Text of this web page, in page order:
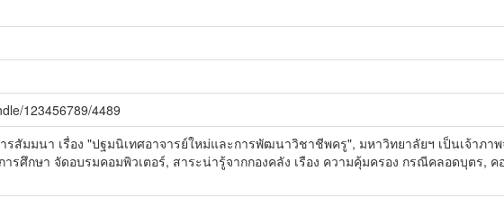
123456789/4489
สัมมนา เรื่อง "ปฐมนิเทศอาจารย์ใหม่และการพัฒนาวิชาชีพครู", มหาวิทยาลัยฯ เป็นเจ้าภา
รศึกษา จัดอบรมคอมพิวเตอร์, สาระน่ารู้จากกองคลัง เรือง ความคุ้มครอง กรณีคลอดบุตร,